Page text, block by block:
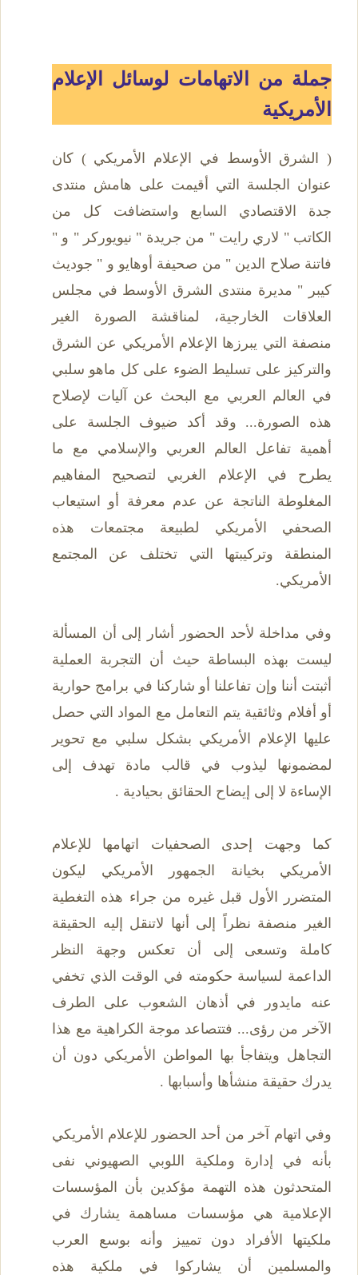
جملة من الاتهامات لوسائل الإعلام
الأمريكية
( الشرق الأوسط في الإعلام الأمريكي ) كان
عنوان الجلسة التي أقيمت على هامش منتدى
جدة الاقتصادي السابع واستضافت كل من
الكاتب " لاري رايت " من جريدة " نيويوركر " و "
فاتنة صلاح الدين " من صحيفة أوهايو و " جوديث
كيبر " مديرة منتدى الشرق الأوسط في مجلس
العلاقات الخارجية، لمناقشة الصورة الغير
منصفة التي يبرزها الإعلام الأمريكي عن الشرق
والتركيز على تسليط الضوء على كل ماهو سلبي
في العالم العربي مع البحث عن آليات لإصلاح
هذه الصورة... وقد أكد ضيوف الجلسة على
أهمية تفاعل العالم العربي والإسلامي مع ما
يطرح في الإعلام الغربي لتصحيح المفاهيم
المغلوطة الناتجة عن عدم معرفة أو استيعاب
الصحفي الأمريكي لطبيعة مجتمعات هذه
المنطقة وتركيبتها التي تختلف عن المجتمع
الأمريكي.
وفي مداخلة لأحد الحضور أشار إلى أن المسألة
ليست بهذه البساطة حيث أن التجربة العملية
أثبتت أننا وإن تفاعلنا أو شاركنا في برامج حوارية
أو أفلام وثائقية يتم التعامل مع المواد التي حصل
عليها الإعلام الأمريكي بشكل سلبي مع تحوير
لمضمونها ليذوب في قالب مادة تهدف إلى
الإساءة لا إلى إيضاح الحقائق بحيادية .
كما وجهت إحدى الصحفيات اتهامها للإعلام
الأمريكي بخيانة الجمهور الأمريكي ليكون
المتضرر الأول قبل غيره من جراء هذه التغطية
الغير منصفة نظراً إلى أنها لاتنقل إليه الحقيقة
كاملة وتسعى إلى أن تعكس وجهة النظر
الداعمة لسياسة حكومته في الوقت الذي تخفي
عنه مايدور في أذهان الشعوب على الطرف
الآخر من رؤى... فتتصاعد موجة الكراهية مع هذا
التجاهل ويتفاجأ بها المواطن الأمريكي دون أن
يدرك حقيقة منشأها وأسبابها .
وفي اتهام آخر من أحد الحضور للإعلام الأمريكي
بأنه في إدارة وملكية اللوبي الصهيوني نفى
المتحدثون هذه التهمة مؤكدين بأن المؤسسات
الإعلامية هي مؤسسات مساهمة يشارك في
ملكيتها الأفراد دون تمييز وأنه بوسع العرب
والمسلمين أن يشاركوا في ملكية هذه